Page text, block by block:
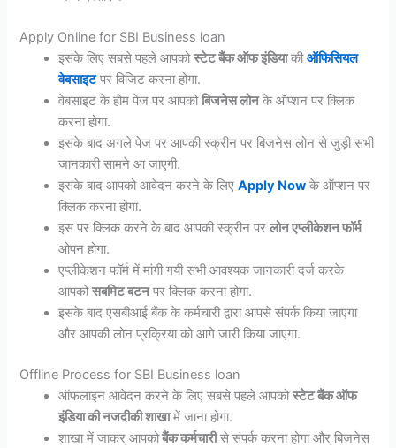
Apply Online for SBI Business loan
इसके लिए सबसे पहले आपकोस्टेट बैंक ऑफ इंडियाकीऑफिसियल
वेबसाइटपर विजिट करना होगा.
वेबसाइट के होम पेज पर आपकोबिजनेस लोनके ऑप्शन पर क्लिक
करना होगा.
इसके बाद अगले पेज पर आपकी स्क्रीन पर बिजनेस लोन से जुड़ी सभी
जानकारी सामने आ जाएगी.
इसके बाद आपको आवेदन करने के लिएApply Now के ऑप्शन पर
क्लिक करना होगा.
इस पर क्लिक करने के बाद आपकी स्क्रीन परलोन एप्लीकेशन फॉर्म
ओपन होगा.
एप्लीकेशन फॉर्म में मांगी गयी सभी आवश्यक जानकारी दर्ज करके
आपकोसबमिट बटनपर क्लिक करना होगा.
इसके बाद एसबीआई बैंक के कर्मचारी द्वारा आपसे संपर्क किया जाएगा
और आपकी लोन प्रक्रिया को आगे जारी किया जाएगा.
Offline Process for SBI Business loan
ऑफलाइन आवेदन करने के लिए सबसे पहले आपकोस्टेट बैंक ऑफ
इंडिया की नजदीकी शाखामें जाना होगा.
शाखा में जाकर आपकोबैंक कर्मचारीसे संपर्क करना होगा और बिजनेस